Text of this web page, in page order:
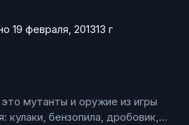
19 февраля, 201313 г
мутанты и оружие из игры
кулаки, бензопила, дробовик,